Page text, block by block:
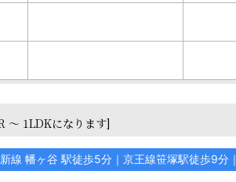
～ 1LDKになります]
線 幡ヶ谷 駅徒歩5分｜京王線笹塚駅徒歩9分｜